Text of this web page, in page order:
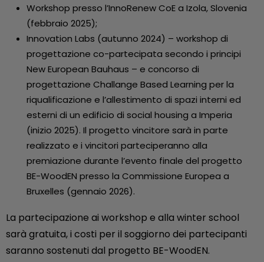
Workshop presso l’InnoRenew CoE a Izola, Slovenia
(febbraio 2025);
Innovation Labs (autunno 2024) – workshop di
progettazione co-partecipata secondo i principi
New European Bauhaus – e concorso di
progettazione Challange Based Learning per la
riqualificazione e l’allestimento di spazi interni ed
esterni di un edificio di social housing a Imperia
(inizio 2025). Il progetto vincitore sarà in parte
realizzato e i vincitori parteciperanno alla
premiazione durante l’evento finale del progetto
BE-WoodEN presso la Commissione Europea a
Bruxelles (gennaio 2026).
La partecipazione ai workshop e alla winter school
sarà gratuita, i costi per il soggiorno dei partecipanti
saranno sostenuti dal progetto BE-WoodEN.